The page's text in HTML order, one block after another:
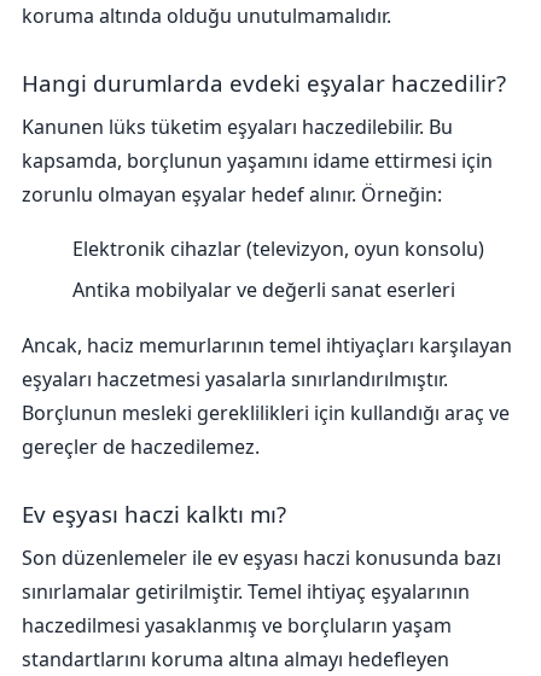
koruma altında olduğu unutulmamalıdır.
Hangi durumlarda evdeki eşyalar haczedilir?
Kanunen lüks tüketim eşyaları haczedilebilir. Bu
kapsamda, borçlunun yaşamını idame ettirmesi için
zorunlu olmayan eşyalar hedef alınır. Örneğin:
Elektronik cihazlar (televizyon, oyun konsolu)
Antika mobilyalar ve değerli sanat eserleri
Ancak, haciz memurlarının temel ihtiyaçları karşılayan
eşyaları haczetmesi yasalarla sınırlandırılmıştır.
Borçlunun mesleki gereklilikleri için kullandığı araç ve
gereçler de haczedilemez.
Ev eşyası haczi kalktı mı?
Son düzenlemeler ile ev eşyası haczi konusunda bazı
sınırlamalar getirilmiştir. Temel ihtiyaç eşyalarının
haczedilmesi yasaklanmış ve borçluların yaşam
standartlarını koruma altına almayı hedefleyen